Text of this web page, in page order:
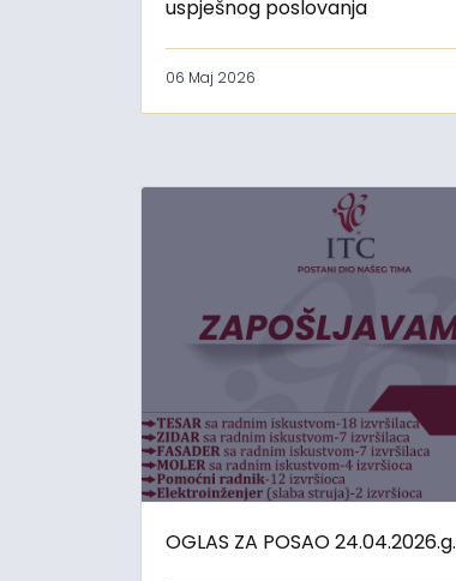
uspješnog poslovanja
06 Maj 2026
OGLAS ZA POSAO 24.04.2026.g.